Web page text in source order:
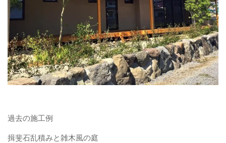
過去の施工例
揖斐石乱積みと雑木風の庭